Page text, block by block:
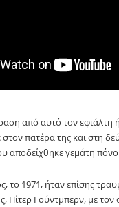
από αυτό τον εφιάλτη
πατέρα της και στη
αποδείχθηκε γεμάτη
το 1971, ήταν επίσης
Πίτερ Γούντμπερν, με τον